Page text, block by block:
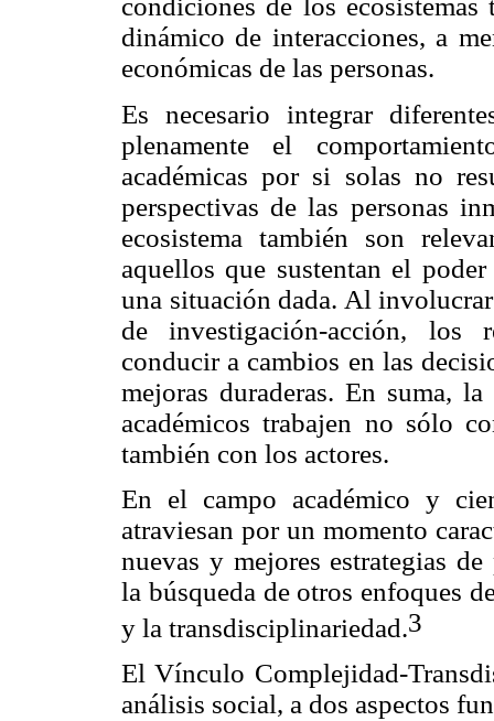
condiciones de los
dinámico de interacciones, a
económicas de las personas.
Es necesario integrar
plenamente el
académicas por si solas no
perspectivas de las personas
ecosistema también son
aquellos que sustentan el
una situación dada. Al
de investigación-acción, los
conducir a cambios en las
mejoras duraderas. En suma,
académicos trabajen no sólo
también con los actores.
En el campo académico y
atraviesan por un momento
nuevas y mejores estrategias
la búsqueda de otros enfoques
y la transdisciplinariedad.3
El Vínculo Complejidad-
análisis social, a dos aspectos